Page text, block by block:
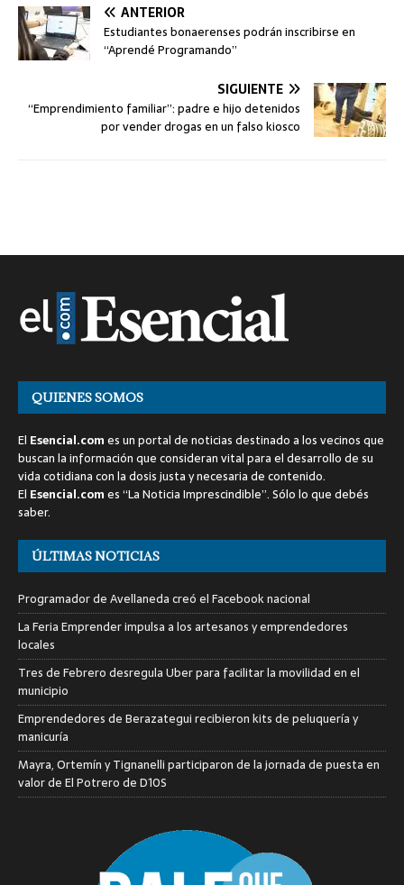
ANTERIOR
Estudiantes bonaerenses podrán inscribirse en
“Aprendé Programando”
SIGUIENTE
“Emprendimiento familiar”: padre e hijo detenidos
por vender drogas en un falso kiosco
QUIENES SOMOS
El Esencial.comes un portal de noticias destinado a los vecinos que
buscan la información que consideran vital para el desarrollo de su
vida cotidiana con la dosis justa y necesaria de contenido.
El Esencial.comes “La Noticia Imprescindible”. Sólo lo que debés
saber.
ÚLTIMAS NOTICIAS
Programador de Avellaneda creó el Facebook nacional
La Feria Emprender impulsa a los artesanos y emprendedores
locales
Tres de Febrero desregula Uber para facilitar la movilidad en el
municipio
Emprendedores de Berazategui recibieron kits de peluquería y
manicuría
Mayra, Ortemín y Tignanelli participaron de la jornada de puesta en
valor de El Potrero de D10S